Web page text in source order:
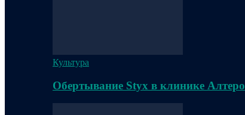
Культура
Обертывание Styx в клинике Алтеро